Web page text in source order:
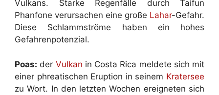
Vulkans. Starke Regenfälle durch Taifun
Phanfone verursachen eine große Lahar-Gefahr.
Diese Schlammströme haben ein hohes
Gefahrenpotenzial.
Poas: der Vulkan in Costa Rica meldete sich mit
einer phreatischen Eruption in seinem Kratersee
zu Wort. In den letzten Wochen ereigneten sich